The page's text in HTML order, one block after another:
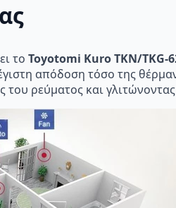
το Toyotomi Kuro TKN/TKG-
απόδοση τόσο της
του ρεύματος και